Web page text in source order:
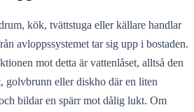
kök, tvättstuga eller källare handlar
avloppssystemet tar sig upp i bostaden.
mot detta är vattenlåset, alltså den
golvbrunn eller diskho där en liten
bildar en spärr mot dålig lukt. Om